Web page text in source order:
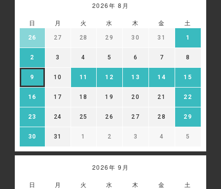
2026年 8月
日 月 火 水 木 金 土
26 27 28 29 30 31 1
2 3 4 5 6 7 8
9 10 11 12 13 14 15
16 17 18 19 20 21 22
23 24 25 26 27 28 29
30 31 1 2 3 4 5
2026年 9月
日 月 火 水 木 金 土